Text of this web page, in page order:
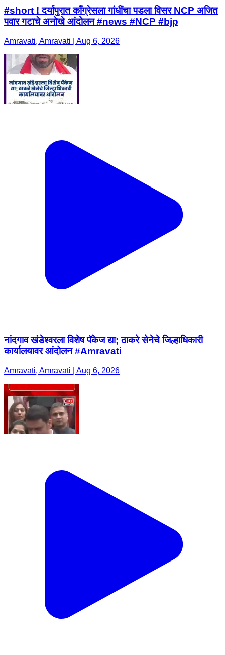
#short ! दर्यापुरात काँग्रेसला गांधींचा पडला विसर NCP अजित
पवार गटाचे अनोखे आंदोलन #news #NCP #bjp
Amravati, Amravati | Aug 6, 2026
नांदगाव खंडेश्वरला विशेष पॅकेज द्या; ठाकरे सेनेचे जिल्हाधिकारी
कार्यालयावर आंदोलन #Amravati
Amravati, Amravati | Aug 6, 2026